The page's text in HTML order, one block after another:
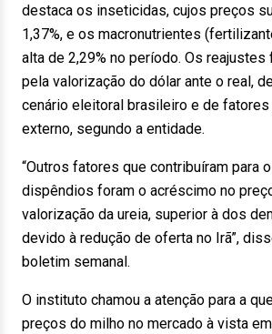
destaca os inseticidas, cujos preços
1,37%, e os macronutrientes
alta de 2,29% no período. Os reajustes
pela valorização do dólar ante o real,
cenário eleitoral brasileiro e de fatores
externo, segundo a entidade.
“Outros fatores que contribuíram para
dispêndios foram o acréscimo no
valorização da ureia, superior à dos
devido à redução de oferta no Irã”,
boletim semanal.
O instituto chamou a atenção para a
preços do milho no mercado à vista